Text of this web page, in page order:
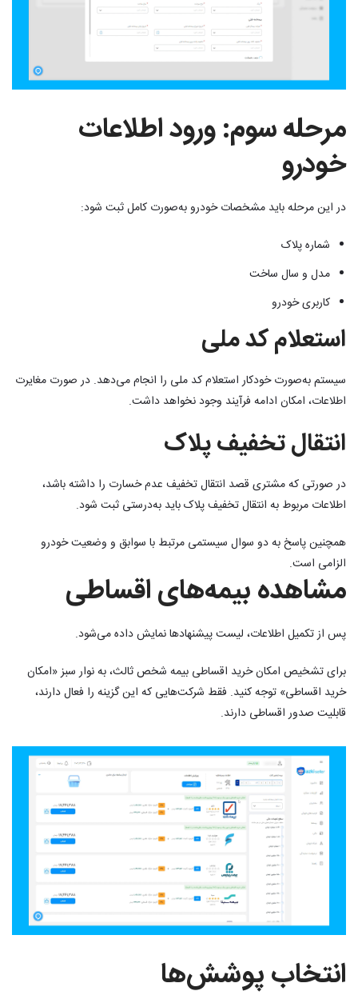
مرحله سوم: ورود اطلاعات
خودرو
در این مرحله باید مشخصات خودرو به‌صورت کامل ثبت شود:
شماره پلاک
مدل و سال ساخت
کاربری خودرو
استعلام کد ملی
سیستم به‌صورت خودکار استعلام کد ملی را انجام می‌دهد. در صورت مغایرت
اطلاعات، امکان ادامه فرآیند وجود نخواهد داشت.
انتقال تخفیف پلاک
در صورتی که مشتری قصد انتقال تخفیف عدم خسارت را داشته باشد،
اطلاعات مربوط به انتقال تخفیف پلاک باید به‌درستی ثبت شود.
همچنین پاسخ به دو سوال سیستمی مرتبط با سوابق و وضعیت خودرو
الزامی است.
مشاهده بیمه‌های اقساطی
پس از تکمیل اطلاعات، لیست پیشنهادها نمایش داده می‌شود.
برای تشخیص امکان خرید اقساطی بیمه شخص ثالث، به نوار سبز «امکان
خرید اقساطی» توجه کنید. فقط شرکت‌هایی که این گزینه را فعال دارند،
قابلیت صدور اقساطی دارند.
انتخاب پوشش‌ها